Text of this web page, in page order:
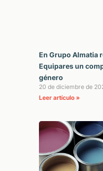
En Grupo Almatia
Equipares un
género
20 de diciembre de
Leer artículo »